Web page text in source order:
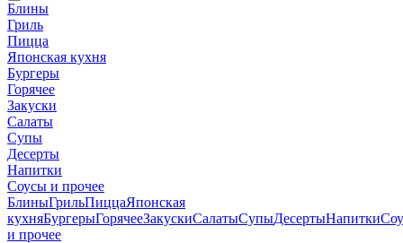
Блины
Гриль
Пицца
Японская кухня
Бургеры
Горячее
Закуски
Салаты
Супы
Десерты
Напитки
Соусы и прочее
БлиныГрильПиццаЯпонская
кухняБургерыГорячееЗакускиСалатыСупыДесертыНапитки
и прочее